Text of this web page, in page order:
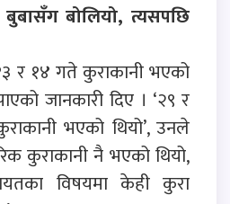
बोलियो, त्यसपछि
र १४ गते कुराकानी भएको
जानकारी दिए । ‘२९ र
भएको थियो’, उनले
कुराकानी नै भएको थियो,
विषयमा केही कुरा